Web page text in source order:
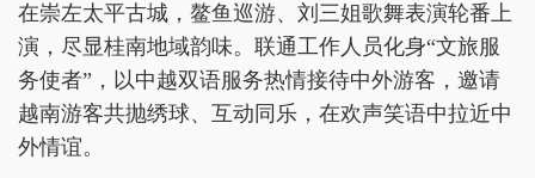
在崇左太平古城，鳌鱼巡游、刘三姐歌舞表演轮番上
演，尽显桂南地域韵味。联通工作人员化身“文旅服
务使者”，以中越双语服务热情接待中外游客，邀请
越南游客共抛绣球、互动同乐，在欢声笑语中拉近中
外情谊。